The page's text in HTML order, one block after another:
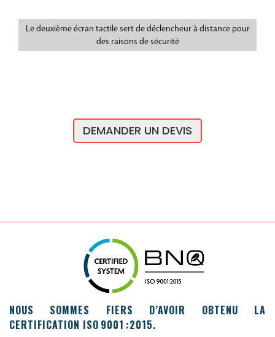
Le deuxième écran tactile sert de déclencheur à distance pour
des raisons de sécurité
DEMANDER UN DEVIS
NOUS SOMMES FIERS D’AVOIR OBTENU LA
CERTIFICATION ISO 9001 :2015.